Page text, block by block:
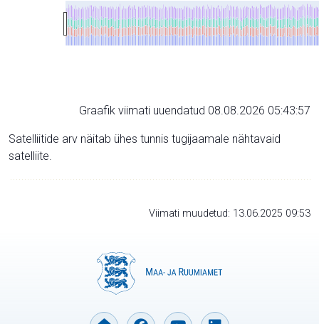
Graafik viimati uuendatud 08.08.2026 05:43:57
Satelliitide arv näitab ühes tunnis tugijaamale nähtavaid
satelliite.
Viimati muudetud: 13.06.2025 09:53